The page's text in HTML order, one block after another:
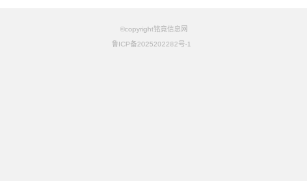
©copyright铭竟信息网
鲁ICP备2025202282号-1